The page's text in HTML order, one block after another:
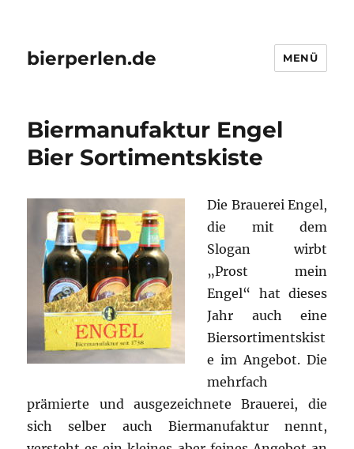
bierperlen.de MENÜ
Biermanufaktur Engel
Bier Sortimentskiste
Die Brauerei Engel,
die mit dem
Slogan wirbt
„Prost mein
Engel“ hat dieses
Jahr auch eine
Biersortimentskist
e im Angebot. Die
mehrfach
prämierte und ausgezeichnete Brauerei, die
sich selber auch Biermanufaktur nennt,